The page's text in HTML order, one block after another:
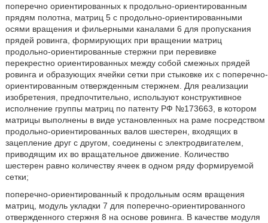
поперечно ориентированных к продольно-ориентированным
прядям полотна, матриц 5 с продольно-ориентированными
осями вращения и фильерными каналами 6 для пропускания
прядей ровинга, формирующих при вращении матриц
продольно-ориентированные стержни при перевивке
перекрестно ориентированных между собой смежных прядей
ровинга и образующих ячейки сетки при стыковке их с поперечно-
ориентированным отвержденным стержнем. Для реализации
изобретения, предпочтительно, используют конструктивное
исполнение группы матриц по патенту РФ №173663, в котором
матрицы выполнены в виде установленных на раме посредством
продольно-ориентированных валов шестерен, входящих в
зацепление друг с другом, соединены с электродвигателем,
приводящим их во вращательное движение. Количество
шестерен равно количеству ячеек в одном ряду формируемой
сетки;
поперечно-ориентированный к продольным осям вращения
матриц, модуль укладки 7 для поперечно-ориентированного
отвержденного стержня 8 на основе ровинга. В качестве модуля